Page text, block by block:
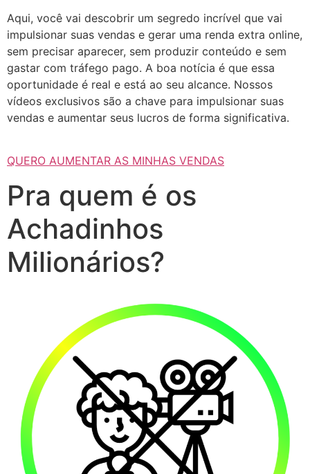
Aqui, você vai descobrir um segredo incrível que vai
impulsionar suas vendas e gerar uma renda extra online,
sem precisar aparecer, sem produzir conteúdo e sem
gastar com tráfego pago. A boa notícia é que essa
oportunidade é real e está ao seu alcance. Nossos
vídeos exclusivos são a chave para impulsionar suas
vendas e aumentar seus lucros de forma significativa.
QUERO AUMENTAR AS MINHAS VENDAS
Pra quem é os
Achadinhos
Milionários?